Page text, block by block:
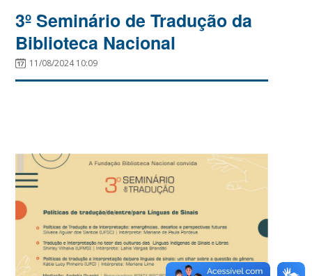
3º Seminário de Tradução da
Biblioteca Nacional
11/08/2024 10:09